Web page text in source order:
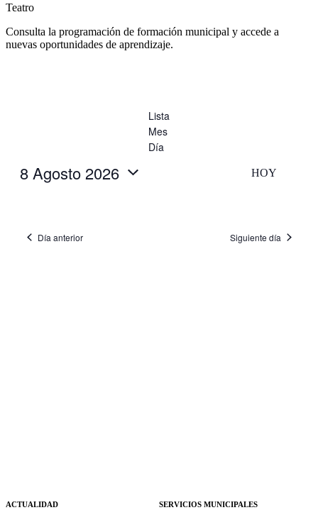
Teatro
Consulta la programación de formación municipal y accede a
nuevas oportunidades de aprendizaje.
Lista
Mes
Día
HOY
8 Agosto 2026
Día anterior
Siguiente día
ACTUALIDAD SERVICIOS MUNICIPALES